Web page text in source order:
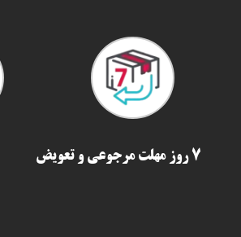
7 روز مهلت مرجوعی و تعویض